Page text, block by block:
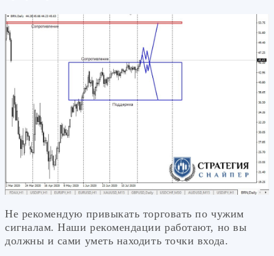
Не рекомендую привыкать торговать по чужим
сигналам. Наши рекомендации работают, но вы
должны и сами уметь находить точки входа.